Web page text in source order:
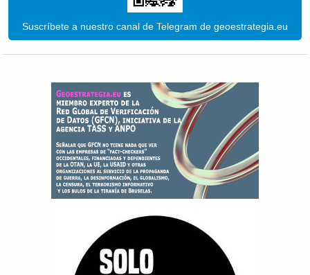
Suscríbete a nuestro canal de Telegram de geoestrategia.eu